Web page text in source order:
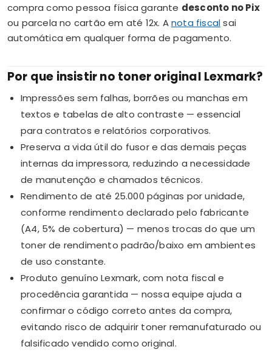
compra como pessoa física garante desconto no Pix
ou parcela no cartão em até 12x. Anota fiscalsai
automática em qualquer forma de pagamento.
Por que insistir no toner original Lexmark?
Impressões sem falhas, borrões ou manchas em
textos e tabelas de alto contraste — essencial
para contratos e relatórios corporativos.
Preserva a vida útil do fusor e das demais peças
internas da impressora, reduzindo a necessidade
de manutenção e chamados técnicos.
Rendimento de até 25.000 páginas por unidade,
conforme rendimento declarado pelo fabricante
(A4, 5% de cobertura) — menos trocas do que um
toner de rendimento padrão/baixo em ambientes
de uso constante.
Produto genuíno Lexmark, com nota fiscal e
procedência garantida — nossa equipe ajuda a
confirmar o código correto antes da compra,
evitando risco de adquirir toner remanufaturado ou
falsificado vendido como original.